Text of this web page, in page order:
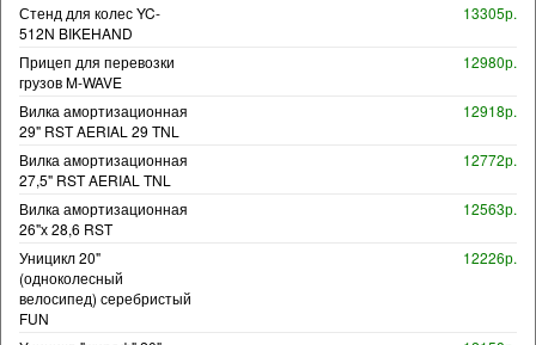
Стенд для колес YC-
512N BIKEHAND
13305р.
Прицеп для перевозки
грузов M-WAVE
12980р.
Вилка амортизационная
29" RST AERIAL 29 TNL
12918р.
Вилка амортизационная
27,5" RST AERIAL TNL
12772р.
Вилка амортизационная
26"х 28,6 RST
12563р.
Уницикл 20"
(одноколесный
велосипед) серебристый
FUN
12226р.